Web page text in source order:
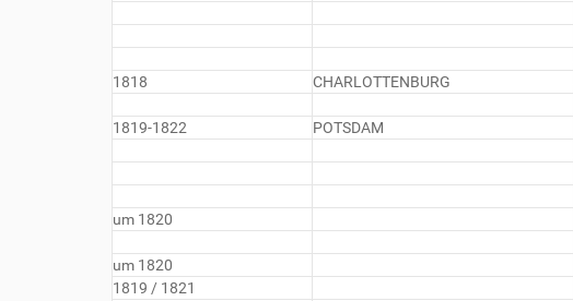
1818
CHARLOTTENBURG
1819-1822
POTSDAM
um 1820
um 1820
1819 / 1821